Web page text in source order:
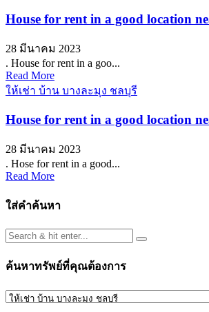
House for rent in a good location
28 มีนาคม 2023
. House for rent in a goo...
Read More
ให้เช่า บ้าน บางละมุง ชลบุรี
House for rent in a good location
28 มีนาคม 2023
. Hose for rent in a good...
Read More
ใส่คำค้นหา
ค้นหาทรัพย์ที่คุณต้องการ
ค้นหา